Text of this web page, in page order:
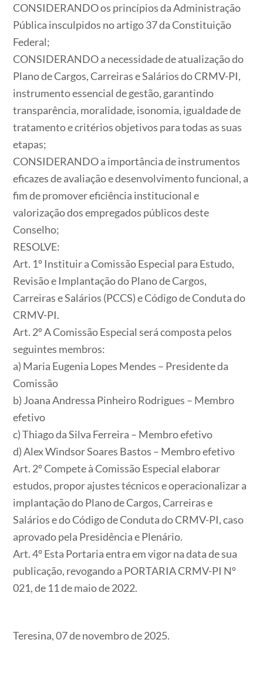
CONSIDERANDO os princípios da Administração
Pública insculpidos no artigo 37 da Constituição
Federal;
CONSIDERANDO a necessidade de atualização do
Plano de Cargos, Carreiras e Salários do CRMV-PI,
instrumento essencial de gestão, garantindo
transparência, moralidade, isonomia, igualdade de
tratamento e critérios objetivos para todas as suas
etapas;
CONSIDERANDO a importância de instrumentos
eficazes de avaliação e desenvolvimento funcional, a
fim de promover eficiência institucional e
valorização dos empregados públicos deste
Conselho;
RESOLVE:
Art. 1º Instituir a Comissão Especial para Estudo,
Revisão e Implantação do Plano de Cargos,
Carreiras e Salários (PCCS) e Código de Conduta do
CRMV-PI.
Art. 2º A Comissão Especial será composta pelos
seguintes membros:
a) Maria Eugenia Lopes Mendes – Presidente da
Comissão
b) Joana Andressa Pinheiro Rodrigues – Membro
efetivo
c) Thiago da Silva Ferreira – Membro efetivo
d) Alex Windsor Soares Bastos – Membro efetivo
Art. 2º Compete à Comissão Especial elaborar
estudos, propor ajustes técnicos e operacionalizar a
implantação do Plano de Cargos, Carreiras e
Salários e do Código de Conduta do CRMV-PI, caso
aprovado pela Presidência e Plenário.
Art. 4º Esta Portaria entra em vigor na data de sua
publicação, revogando a PORTARIA CRMV-PI Nº
021, de 11 de maio de 2022.
Teresina, 07 de novembro de 2025.